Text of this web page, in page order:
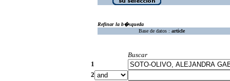
Refinar la b�squeda
Base de datos : article
Buscar
1
2